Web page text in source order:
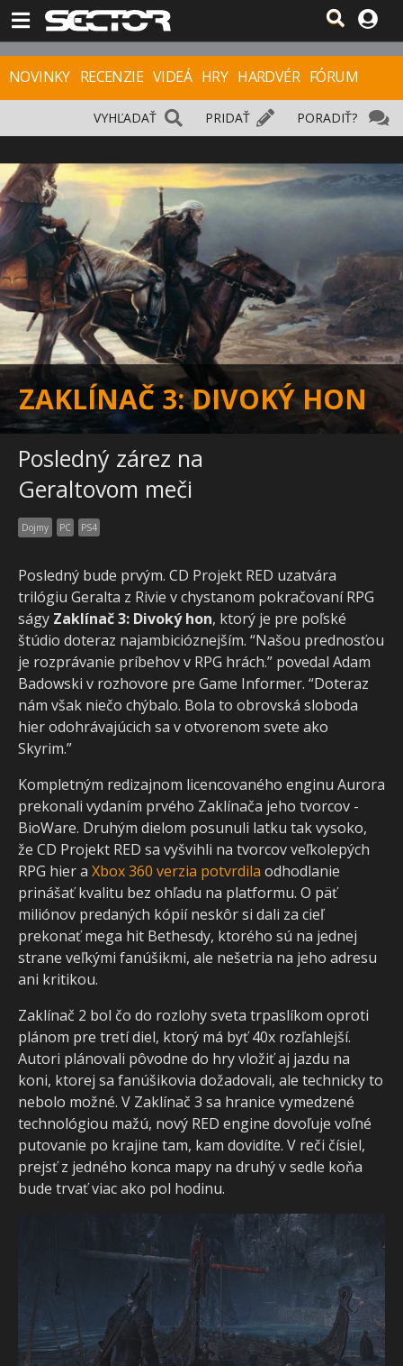
NOVINKY RECENZIE VIDEÁ HRY HARDVÉR FÓRUM
PORADIŤ?
PRIDAŤ
VYHĽADAŤ
ZAKLÍNAČ 3: DIVOKÝ HON
Posledný zárez na
Geraltovom meči
Dojmy PC PS4
Posledný bude prvým. CD Projekt RED uzatvára
trilógiu Geralta z Rivie v chystanom pokračovaní RPG
ságy Zaklínač 3: Divoký hon, ktorý je pre poľské
štúdio doteraz najambicióznejším. “Našou prednosťou
je rozprávanie príbehov v RPG hrách.” povedal Adam
Badowski v rozhovore pre Game Informer. “Doteraz
nám však niečo chýbalo. Bola to obrovská sloboda
hier odohrávajúcich sa v otvorenom svete ako
Skyrim.”
Kompletným redizajnom licencovaného enginu Aurora
prekonali vydaním prvého Zaklínača jeho tvorcov -
BioWare. Druhým dielom posunuli latku tak vysoko,
že CD Projekt RED sa vyšvihli na tvorcov veľkolepých
RPG hier a Xbox 360 verzia potvrdila odhodlanie
prinášať kvalitu bez ohľadu na platformu. O päť
miliónov predaných kópií neskôr si dali za cieľ
prekonať mega hit Bethesdy, ktorého sú na jednej
strane veľkými fanúšikmi, ale nešetria na jeho adresu
ani kritikou.
Zaklínač 2 bol čo do rozlohy sveta trpaslíkom oproti
plánom pre tretí diel, ktorý má byť 40x rozľahlejší.
Autori plánovali pôvodne do hry vložiť aj jazdu na
koni, ktorej sa fanúšikovia dožadovali, ale technicky to
nebolo možné. V Zaklínač 3 sa hranice vymedzené
technológiou mažú, nový RED engine dovoľuje voľné
putovanie po krajine tam, kam dovidíte. V reči čísiel,
prejsť z jedného konca mapy na druhý v sedle koňa
bude trvať viac ako pol hodinu.